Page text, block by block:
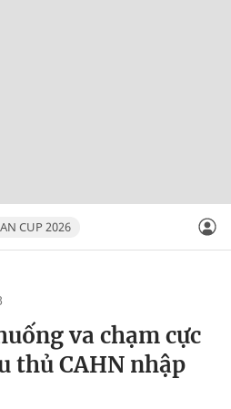
CUP 2026
va chạm cực
thủ CAHN nhập